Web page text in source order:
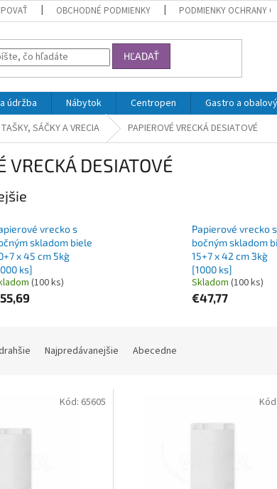
OBCHODNÉ PODMIENKY PODMIENKY OCHRANY
HĽADAŤ
údržba Nábytok Centropen Gastro a
TAŠKY, SÁČKY A VRECIA PAPIEROVÉ VRECKÁ DESIATOVÉ
VRECKÁ DESIATOVÉ
vrecko s
skladom biele
x 45 cm `5kg`
ks]
(100 ks)
Papierové vrecko s
bočným skladom
15+7 x 42 cm `3kg`
[1000 ks]
Skladom (100 ks)
€47,77
Najpredávanejšie Abecedne
Kód: 65605 Kód: